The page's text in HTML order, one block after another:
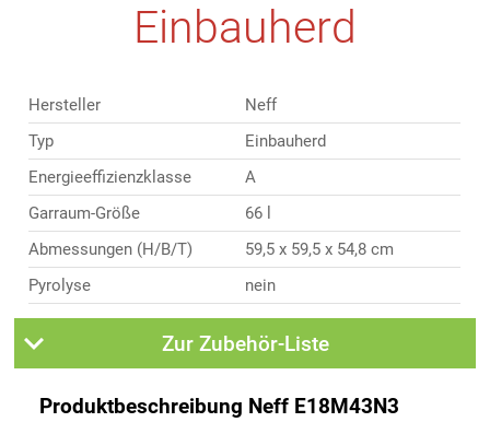
Einbauherd
Hersteller
Neff
Typ
Einbauherd
Energieeffizienzklasse
A
Garraum-Größe
66 l
Abmessungen (H/B/T)
59,5 x 59,5 x 54,8 cm
Pyrolyse
nein
Zur Zubehör-Liste
Produktbeschreibung Neff E18M43N3